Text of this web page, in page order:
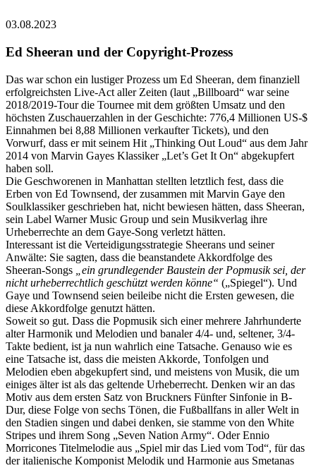
03.08.2023
Ed Sheeran und der Copyright-Prozess
Das war schon ein lustiger Prozess um Ed Sheeran, dem finanziell
erfolgreichsten Live-Act aller Zeiten (laut „Billboard“ war seine
2018/2019-Tour die Tournee mit dem größten Umsatz und den
höchsten Zuschauerzahlen in der Geschichte: 776,4 Millionen US-$
Einnahmen bei 8,88 Millionen verkaufter Tickets), und den
Vorwurf, dass er mit seinem Hit „Thinking Out Loud“ aus dem Jahr
2014 von Marvin Gayes Klassiker „Let’s Get It On“ abgekupfert
haben soll.
Die Geschworenen in Manhattan stellten letztlich fest, dass die
Erben von Ed Townsend, der zusammen mit Marvin Gaye den
Soulklassiker geschrieben hat, nicht bewiesen hätten, dass Sheeran,
sein Label Warner Music Group und sein Musikverlag ihre
Urheberrechte an dem Gaye-Song verletzt hätten.
Interessant ist die Verteidigungsstrategie Sheerans und seiner
Anwälte: Sie sagten, dass die beanstandete Akkordfolge des
Sheeran-Songs
„ein grundlegender Baustein der Popmusik sei, der
nicht urheberrechtlich geschützt werden könne“ („Spiegel“). Und
Gaye und Townsend seien beileibe nicht die Ersten gewesen, die
diese Akkordfolge genutzt hätten.
Soweit so gut. Dass die Popmusik sich einer mehrere Jahrhunderte
alter Harmonik und Melodien und banaler 4/4- und, seltener, 3/4-
Takte bedient, ist ja nun wahrlich eine Tatsache. Genauso wie es
eine Tatsache ist, dass die meisten Akkorde, Tonfolgen und
Melodien eben abgekupfert sind, und meistens von Musik, die um
einiges älter ist als das geltende Urheberrecht. Denken wir an das
Motiv aus dem ersten Satz von Bruckners Fünfter Sinfonie in B-
Dur, diese Folge von sechs Tönen, die Fußballfans in aller Welt in
den Stadien singen und dabei denken, sie stamme von den White
Stripes und ihrem Song „Seven Nation Army“. Oder Ennio
Morricones Titelmelodie aus „Spiel mir das Lied vom Tod“, für das
der italienische Komponist Melodik und Harmonie aus Smetanas